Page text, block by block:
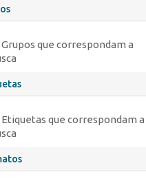
Grupos que correspondam a
Etiquetas que correspondam a